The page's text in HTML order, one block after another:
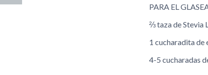
PARA EL
⅔ taza de Stevia
1 cucharadita
4-5 cucharadas